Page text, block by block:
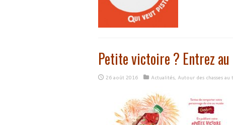
Petite victoire ? Entrez au
26 août 2016 Actualités, Autour des chasses au